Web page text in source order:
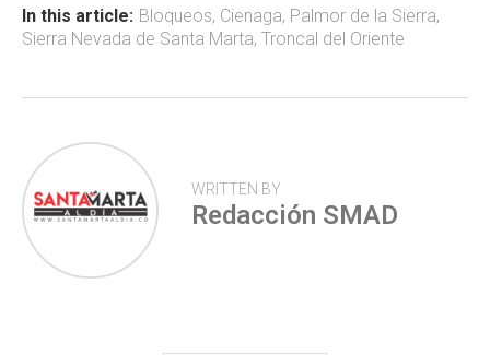
ok p
p
tir
In this article: Bloqueos, Cienaga, Palmor de la Sierra,
Sierra Nevada de Santa Marta, Troncal del Oriente
WRITTEN BY
Redacción SMAD